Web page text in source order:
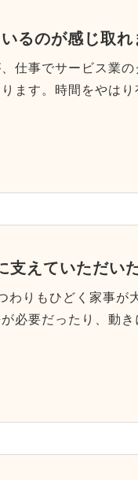
るのが感じ取れ
仕事でサービス業
ます。時間をやは
えていただい
わりもひどく家事が
必要だったり、動